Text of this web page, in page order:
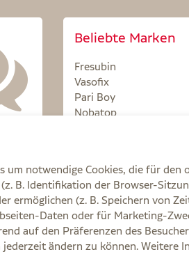
Beliebte Marken
Fresubin
Vasofix
Pari Boy
Nobatop
Einstellungen Datenschutz
in der Apotheke.
notwendige Cookies, die für
B. Identifikation der Browser-
(z. B. Speichern von
Daten oder für Marketing-
auf den Präferenzen des
ändern zu können. Weitere